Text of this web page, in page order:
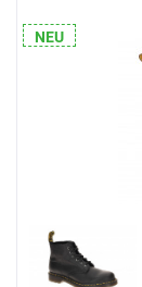
NEU